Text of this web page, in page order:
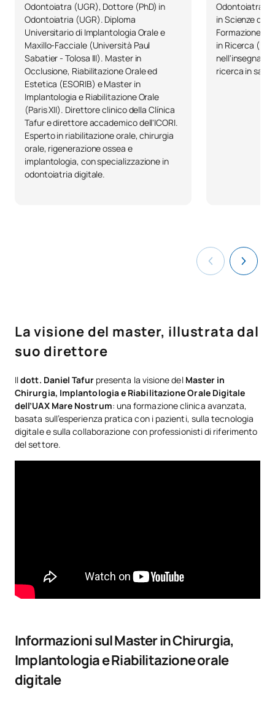
Odontoiatra (UGR), Dottore (PhD) in
Odontoiatria (UGR). Diploma
Universitario di Implantologia Orale e
Maxillo-Facciale (Università Paul
Sabatier - Tolosa III). Master in
Occlusione, Riabilitazione Orale ed
Estetica (ESORIB) e Master in
Implantologia e Riabilitazione Orale
(Paris XII). Direttore clinico della Clínica
Tafur e direttore accademico dell'ICORI.
Esperto in riabilitazione orale, chirurgia
orale, rigenerazione ossea e
implantologia, con specializzazione in
odontoiatria digitale.
Odontoiatra
in Scienze
Formazione
in Ricerca
ricerca in
La visione del master, illustrata dal
suo direttore
Ildott. Daniel Tafur presenta la visione del Master in
Chirurgia, Implantologia e Riabilitazione Orale Digitale
dell’UAX Mare Nostrum: una formazione clinica avanzata,
basata sull’esperienza pratica con i pazienti, sulla tecnologia
digitale e sulla collaborazione con professionisti di riferimento
del settore.
Informazioni sul Master in Chirurgia,
Implantologia e Riabilitazione orale
digitale